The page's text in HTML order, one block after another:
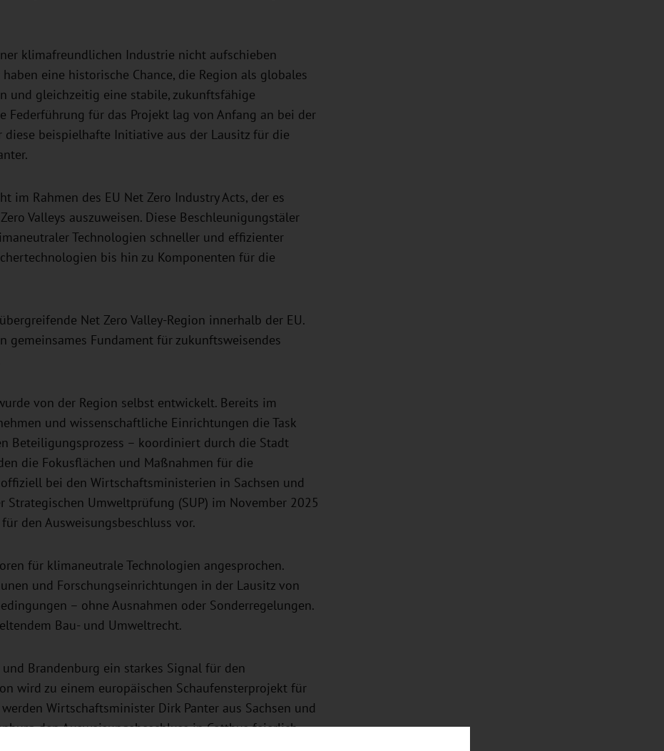
klimafreundlichen Industrie nicht aufschieben
eine historische Chance, die Region als globales
und gleichzeitig eine stabile, zukunftsfähige
Federführung für das Projekt lag von Anfang an bei der
diese beispielhafte Initiative aus der Lausitz für die
im Rahmen des EU Net Zero Industry Acts, der es
Valleys auszuweisen. Diese Beschleunigungstäler
Technologien schneller und effizienter
bis hin zu Komponenten für die
Net Zero Valley-Region innerhalb der EU.
gemeinsames Fundament für zukunftsweisendes
von der Region selbst entwickelt. Bereits im
und wissenschaftliche Einrichtungen die Task
Beteiligungsprozess – koordiniert durch die Stadt
die Fokusflächen und Maßnahmen für die
bei den Wirtschaftsministerien in Sachsen und
Strategischen Umweltprüfung (SUP) im November 2025
den Ausweisungsbeschluss vor.
für klimaneutrale Technologien angesprochen.
und Forschungseinrichtungen in der Lausitz von
– ohne Ausnahmen oder Sonderregelungen.
Bau- und Umweltrecht.
Brandenburg ein starkes Signal für den
wird zu einem europäischen Schaufensterprojekt für
Wirtschaftsminister Dirk Panter aus Sachsen und
den Ausweisungsbeschluss in Cottbus feierlich